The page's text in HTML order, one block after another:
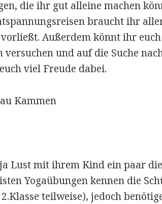
die ihr gut alleine machen
braucht ihr
Außerdem könnt ihr
versuchen und auf die Suche
viel Freude dabei.
Kammen
Lust mit ihrem Kind ein paar
Yogaübungen kennen die
teilweise), jedoch